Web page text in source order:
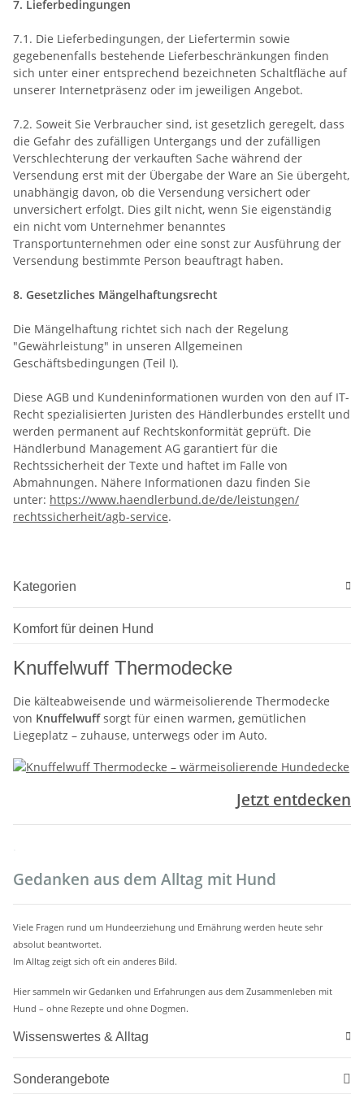
7. Lieferbedingungen
7.1. Die Lieferbedingungen, der Liefertermin sowie
gegebenenfalls bestehende Lieferbeschränkungen finden
sich unter einer entsprechend bezeichneten Schaltfläche auf
unserer Internetpräsenz oder im jeweiligen Angebot.
7.2. Soweit Sie Verbraucher sind, ist gesetzlich geregelt, dass
die Gefahr des zufälligen Untergangs und der zufälligen
Verschlechterung der verkauften Sache während der
Versendung erst mit der Übergabe der Ware an Sie übergeht,
unabhängig davon, ob die Versendung versichert oder
unversichert erfolgt. Dies gilt nicht, wenn Sie eigenständig
ein nicht vom Unternehmer benanntes
Transportunternehmen oder eine sonst zur Ausführung der
Versendung bestimmte Person beauftragt haben.
8. Gesetzliches Mängelhaftungsrecht
Die Mängelhaftung richtet sich nach der Regelung
"Gewährleistung" in unseren Allgemeinen
Geschäftsbedingungen (Teil I).
Diese AGB und Kundeninformationen wurden von den auf IT-
Recht spezialisierten Juristen des Händlerbundes erstellt und
werden permanent auf Rechtskonformität geprüft. Die
Händlerbund Management AG garantiert für die
Rechtssicherheit der Texte und haftet im Falle von
Abmahnungen. Nähere Informationen dazu finden Sie
unter: https://www.haendlerbund.de/de/leistungen/
rechtssicherheit/agb-service.
Kategorien
Komfort für deinen Hund
Knuffelwuff Thermodecke
Die kälteabweisende und wärmeisolierende Thermodecke
von Knuffelwuffsorgt für einen warmen, gemütlichen
Liegeplatz – zuhause, unterwegs oder im Auto.
Jetzt entdecken
Gedanken aus dem Alltag mit Hund
Viele Fragen rund um Hundeerziehung und Ernährung werden heute sehr
absolut beantwortet.
Im Alltag zeigt sich oft ein anderes Bild.
Hier sammeln wir Gedanken und Erfahrungen aus dem Zusammenleben mit
Hund – ohne Rezepte und ohne Dogmen.
Wissenswertes & Alltag
Sonderangebote